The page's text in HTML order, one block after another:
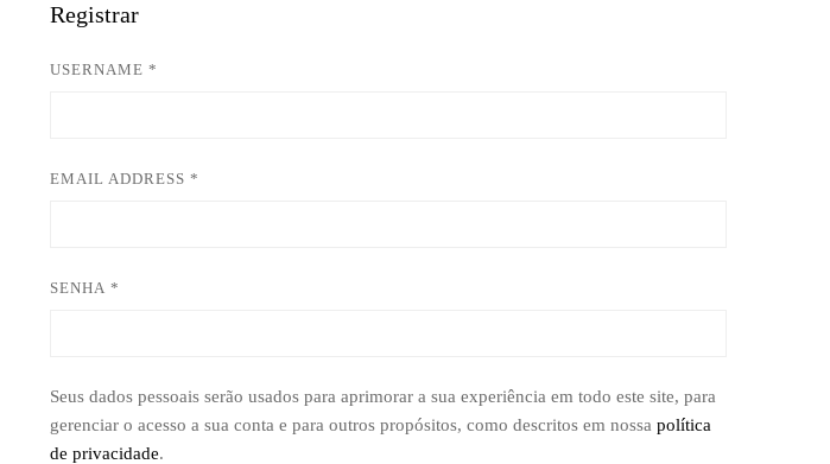
Registrar
USERNAME *
EMAIL ADDRESS *
SENHA *
Seus dados pessoais serão usados para aprimorar a sua experiência em todo este site, para
gerenciar o acesso a sua conta e para outros propósitos, como descritos em nossa política
de privacidade.